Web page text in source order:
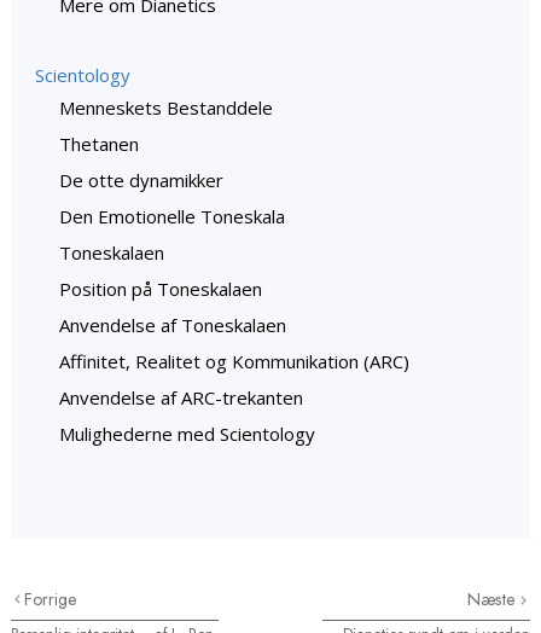
Scientology
Menneskets Bestanddele
Thetanen
De otte dynamikker
Den Emotionelle Toneskala
Toneskalaen
Position på Toneskalaen
Anvendelse af Toneskalaen
Affinitet, Realitet og Kommunikation (ARC)
Anvendelse af ARC-trekanten
Mulighederne med Scientology
Forrige Næste